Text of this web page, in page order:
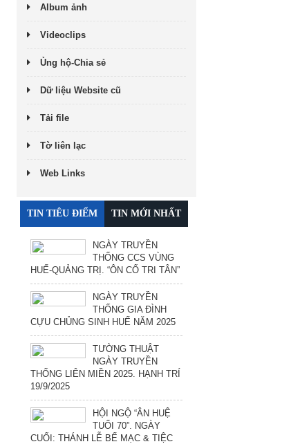
Album ảnh
Videoclips
Ủng hộ-Chia sẻ
Dữ liệu Website cũ
Tải file
Tờ liên lạc
Web Links
TIN TIÊU ĐIỂM TIN MỚI NHẤT
NGÀY TRUYỀN
THỐNG CCS VÙNG
HUẾ-QUẢNG TRỊ. “ÔN CỐ TRI TÂN”
NGÀY TRUYỀN
THỐNG GIA ĐÌNH
CỰU CHỦNG SINH HUẾ NĂM 2025
TƯỜNG THUẬT
NGÀY TRUYỀN
THỐNG LIÊN MIỀN 2025. HẠNH TRÍ
19/9/2025
HỘI NGỘ “ÂN HUỆ
TUỔI 70”. NGÀY
CUỐI: THÁNH LỄ BẾ MẠC & TIỆC